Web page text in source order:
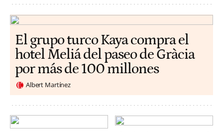
El grupo turco Kaya compra el
hotel Meliá del paseo de Gràcia
por más de 100 millones
Albert Martínez